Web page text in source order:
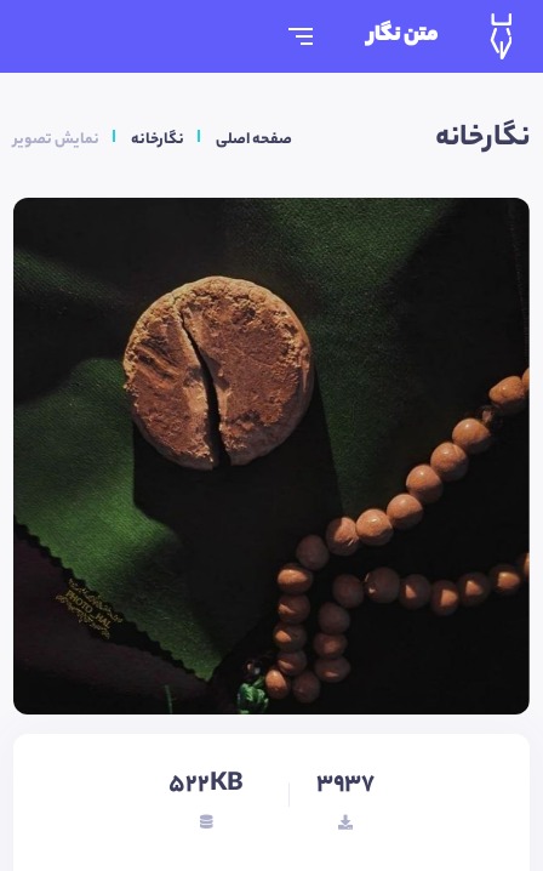
متن نگار
نگارخانه صفحه اصلی نگارخانه نمایش تصویر
3937
522KB